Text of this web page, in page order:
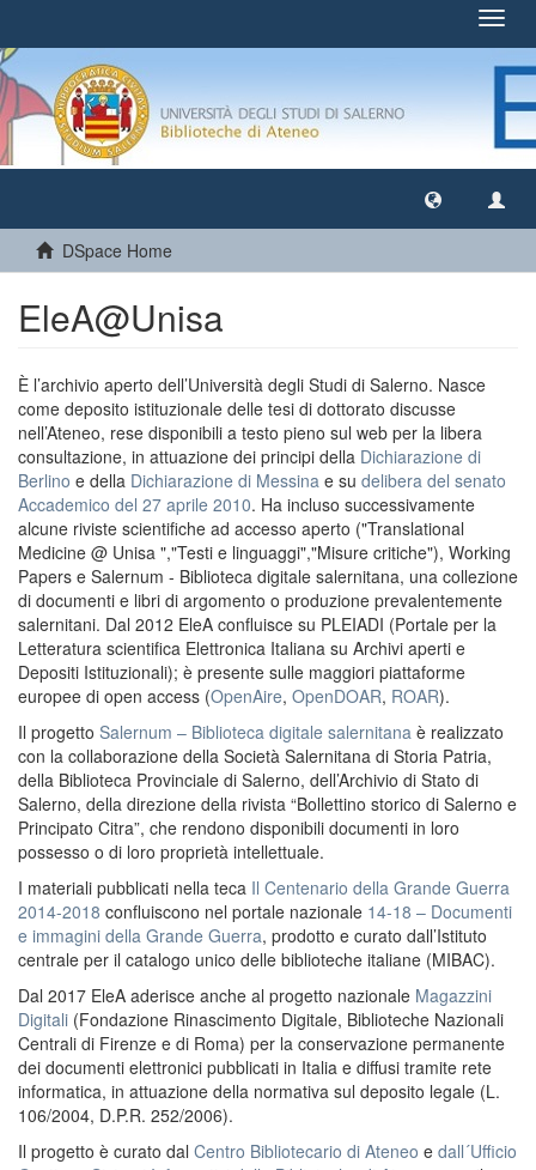
DSpace Home
EleA@Unisa
È l’archivio aperto dell’Università degli Studi di Salerno. Nasce
come deposito istituzionale delle tesi di dottorato discusse
nell’Ateneo, rese disponibili a testo pieno sul web per la libera
consultazione, in attuazione dei principi della Dichiarazione di
Berlino e della Dichiarazione di Messina e su delibera del senato
Accademico del 27 aprile 2010. Ha incluso successivamente
alcune riviste scientifiche ad accesso aperto ("Translational
Medicine @ Unisa ","Testi e linguaggi","Misure critiche"), Working
Papers e Salernum - Biblioteca digitale salernitana, una collezione
di documenti e libri di argomento o produzione prevalentemente
salernitani. Dal 2012 EleA confluisce su PLEIADI (Portale per la
Letteratura scientifica Elettronica Italiana su Archivi aperti e
Depositi Istituzionali); è presente sulle maggiori piattaforme
europee di open access (OpenAire, OpenDOAR, ROAR).
Il progetto Salernum – Biblioteca digitale salernitana è realizzato
con la collaborazione della Società Salernitana di Storia Patria,
della Biblioteca Provinciale di Salerno, dell’Archivio di Stato di
Salerno, della direzione della rivista “Bollettino storico di Salerno e
Principato Citra”, che rendono disponibili documenti in loro
possesso o di loro proprietà intellettuale.
I materiali pubblicati nella teca Il Centenario della Grande Guerra
2014-2018 confluiscono nel portale nazionale 14-18 – Documenti
e immagini della Grande Guerra, prodotto e curato dall’Istituto
centrale per il catalogo unico delle biblioteche italiane (MIBAC).
Dal 2017 EleA aderisce anche al progetto nazionale Magazzini
Digitali (Fondazione Rinascimento Digitale, Biblioteche Nazionali
Centrali di Firenze e di Roma) per la conservazione permanente
dei documenti elettronici pubblicati in Italia e diffusi tramite rete
informatica, in attuazione della normativa sul deposito legale (L.
106/2004, D.P.R. 252/2006).
Il progetto è curato dal Centro Bibliotecario di Ateneo e dall´Ufficio